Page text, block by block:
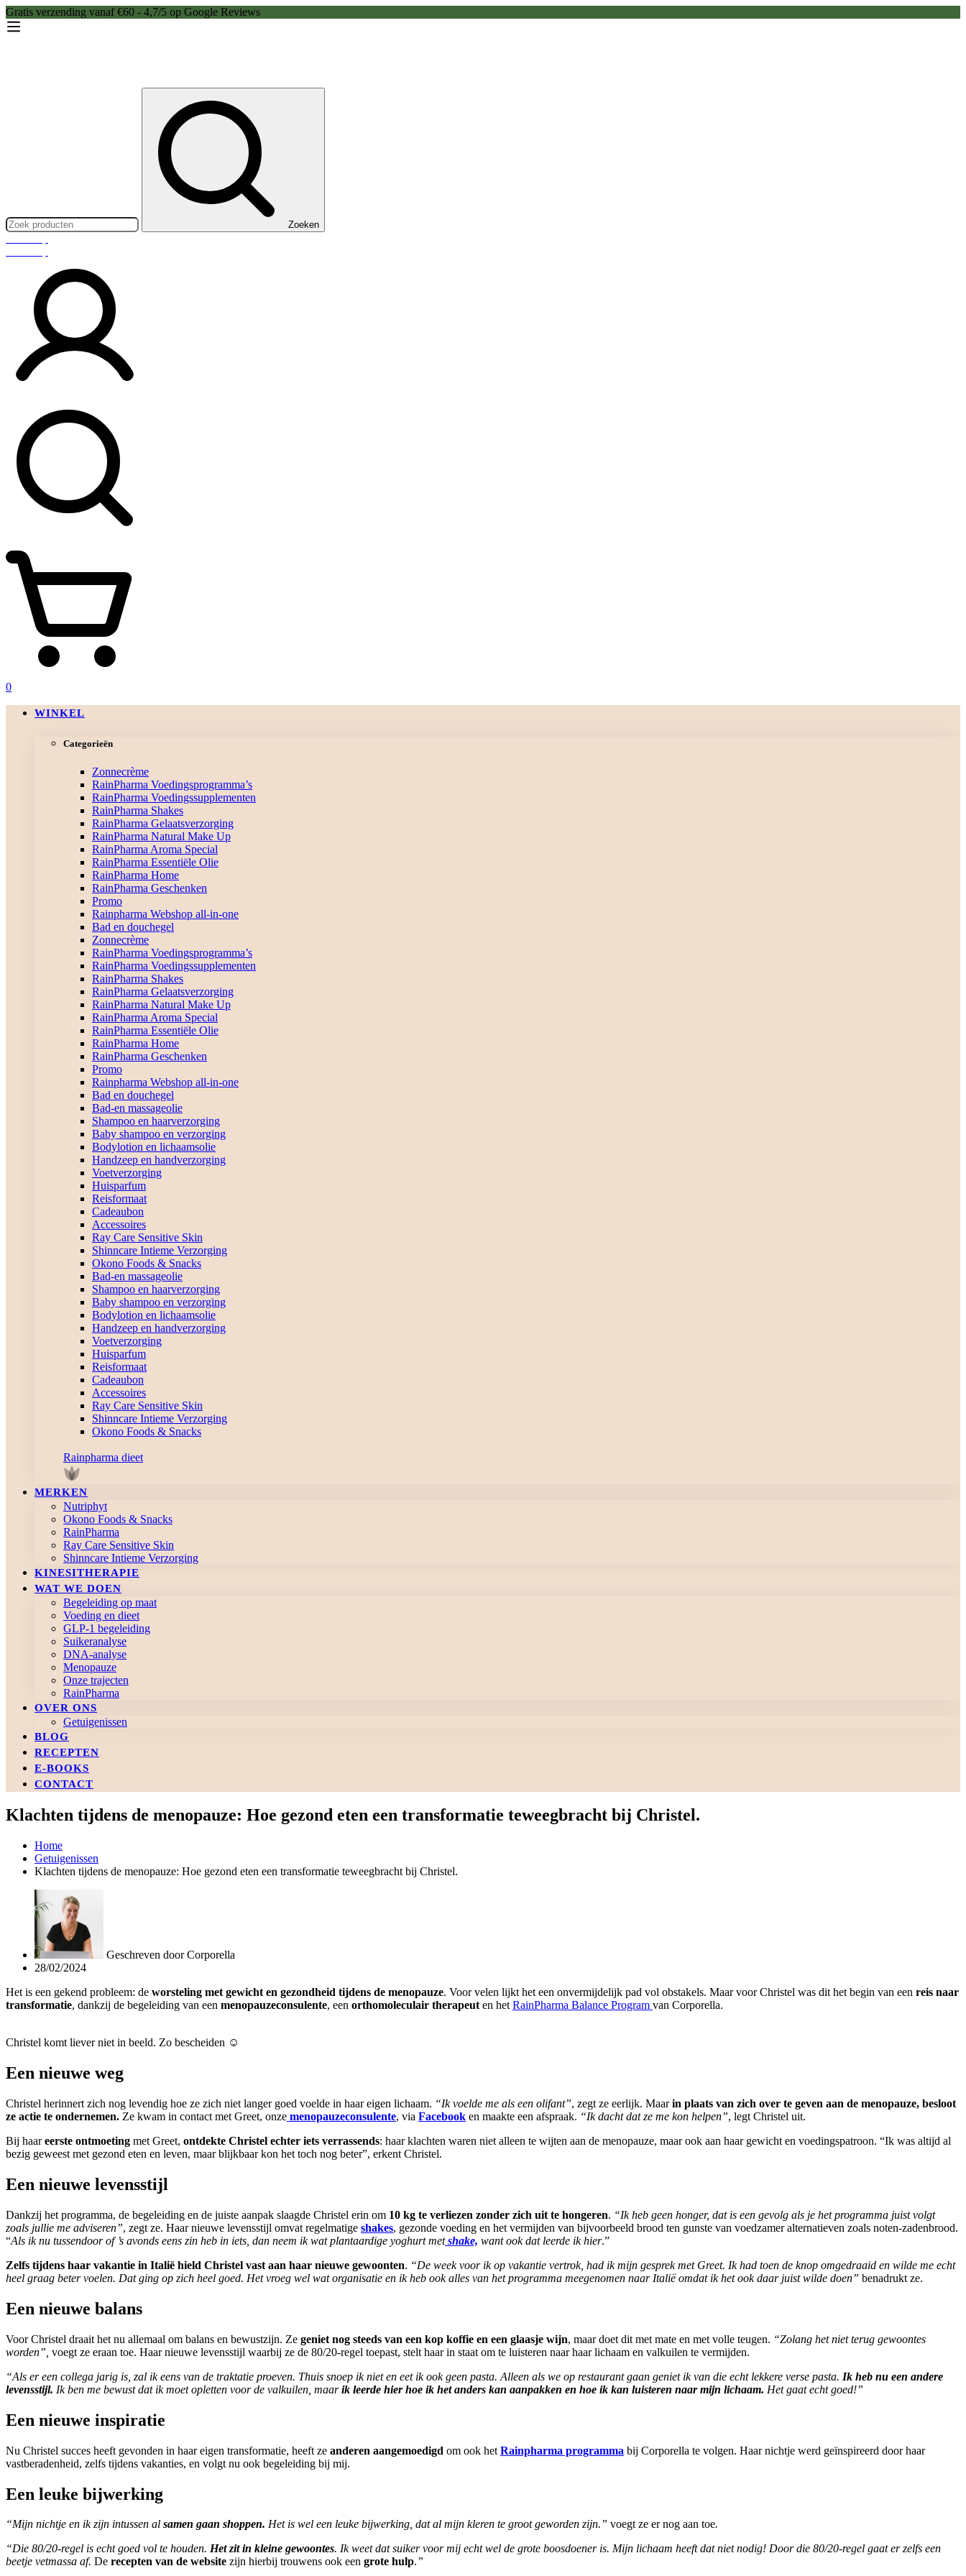
Gratis verzending vanaf €60 - 4,7/5 op Google Reviews
Zoeken
0
WINKEL
Categorieën
Zonnecrème
RainPharma Voedingsprogramma’s
RainPharma Voedingssupplementen
RainPharma Shakes
RainPharma Gelaatsverzorging
RainPharma Natural Make Up
RainPharma Aroma Special
RainPharma Essentiële Olie
RainPharma Home
RainPharma Geschenken
Promo
Rainpharma Webshop all-in-one
Bad en douchegel
Zonnecrème
RainPharma Voedingsprogramma’s
RainPharma Voedingssupplementen
RainPharma Shakes
RainPharma Gelaatsverzorging
RainPharma Natural Make Up
RainPharma Aroma Special
RainPharma Essentiële Olie
RainPharma Home
RainPharma Geschenken
Promo
Rainpharma Webshop all-in-one
Bad en douchegel
Bad-en massageolie
Shampoo en haarverzorging
Baby shampoo en verzorging
Bodylotion en lichaamsolie
Handzeep en handverzorging
Voetverzorging
Huisparfum
Reisformaat
Cadeaubon
Accessoires
Ray Care Sensitive Skin
Shinncare Intieme Verzorging
Okono Foods & Snacks
Bad-en massageolie
Shampoo en haarverzorging
Baby shampoo en verzorging
Bodylotion en lichaamsolie
Handzeep en handverzorging
Voetverzorging
Huisparfum
Reisformaat
Cadeaubon
Accessoires
Ray Care Sensitive Skin
Shinncare Intieme Verzorging
Okono Foods & Snacks
Rainpharma dieet
MERKEN
Nutriphyt
Okono Foods & Snacks
RainPharma
Ray Care Sensitive Skin
Shinncare Intieme Verzorging
KINESITHERAPIE
WAT WE DOEN
Begeleiding op maat
Voeding en dieet
GLP-1 begeleiding
Suikeranalyse
DNA-analyse
Menopauze
Onze trajecten
RainPharma
OVER ONS
Getuigenissen
BLOG
RECEPTEN
E-BOOKS
CONTACT
Klachten tijdens de menopauze: Hoe gezond eten een transformatie teweegbracht bij Christel.
Home
Getuigenissen
Klachten tijdens de menopauze: Hoe gezond eten een transformatie teweegbracht bij Christel.
Geschreven doorCorporella
28/02/2024
Het is een gekend probleem: de worsteling met gewicht en gezondheid tijdens de menopauze. Voor velen lijkt het een onvermijdelijk pad vol obstakels. Maar voor Christel was dit het begin van een reis naar
transformatie, dankzij de begeleiding van een menopauzeconsulente, een orthomoleculair therapeut en het RainPharma Balance Program van Corporella.
Christel komt liever niet in beeld. Zo bescheiden ☺️
Een nieuwe weg
Christel herinnert zich nog levendig hoe ze zich niet langer goed voelde in haar eigen lichaam. “Ik voelde me als een olifant”, zegt ze eerlijk. Maarin plaats van zich over te geven aan de menopauze, besloot
ze actie te ondernemen. Ze kwam in contact met Greet, onze menopauzeconsulente, via Facebook en maakte een afspraak. “Ik dacht dat ze me kon helpen”, legt Christel uit.
Bij haareerste ontmoeting met Greet, ontdekte Christel echter iets verrassends: haar klachten waren niet alleen te wijten aan de menopauze, maar ook aan haar gewicht en voedingspatroon. “Ik was altijd al
bezig geweest met gezond eten en leven, maar blijkbaar kon het toch nog beter”, erkent Christel.
Een nieuwe levensstijl
Dankzij het programma, de begeleiding en de juiste aanpak slaagde Christel erin om 10 kg te verliezen zonder zich uit te hongeren. “Ik heb geen honger, dat is een gevolg als je het programma juist volgt
zoals jullie me adviseren”, zegt ze. Haar nieuwe levensstijl omvat regelmatige shakes, gezonde voeding en het vermijden van bijvoorbeeld brood ten gunste van voedzamer alternatieven zoals noten-zadenbrood.
“Als ik nu tussendoor of ’s avonds eens zin heb in iets, dan neem ik wat plantaardige yoghurt metshake, want ook dat leerde ik hier.”
Zelfs tijdens haar vakantie in Italië hield Christel vast aan haar nieuwe gewoonten. “De week voor ik op vakantie vertrok, had ik mijn gesprek met Greet. Ik had toen de knop omgedraaid en wilde me echt
heel graag beter voelen. Dat ging op zich heel goed. Het vroeg wel wat organisatie en ik heb ook alles van het programma meegenomen naar Italië omdat ik het ook daar juist wilde doen” benadrukt ze.
Een nieuwe balans
Voor Christel draait het nu allemaal om balans en bewustzijn. Ze geniet nog steeds van een kop koffie en een glaasje wijn, maar doet dit met mate en met volle teugen. “Zolang het niet terug gewoontes
worden”, voegt ze eraan toe. Haar nieuwe levensstijl waarbij ze de 80/20-regel toepast, stelt haar in staat om te luisteren naar haar lichaam en valkuilen te vermijden.
“Als er een collega jarig is, zal ik eens van de traktatie proeven. Thuis snoep ik niet en eet ik ook geen pasta. Alleen als we op restaurant gaan geniet ik van die echt lekkere verse pasta. Ik heb nu een andere
levensstijl. Ik ben me bewust dat ik moet opletten voor de valkuilen, maarik leerde hier hoe ik het anders kan aanpakken en hoe ik kan luisteren naar mijn lichaam. Het gaat echt goed!”
Een nieuwe inspiratie
Nu Christel succes heeft gevonden in haar eigen transformatie, heeft ze anderen aangemoedigd om ook het Rainpharma programma bij Corporella te volgen. Haar nichtje werd geïnspireerd door haar
vastberadenheid, zelfs tijdens vakanties, en volgt nu ook begeleiding bij mij.
Een leuke bijwerking
“Mijn nichtje en ik zijn intussen al samen gaan shoppen. Het is wel een leuke bijwerking, dat al mijn kleren te groot geworden zijn.” voegt ze er nog aan toe.
“Die 80/20-regel is echt goed vol te houden. Het zit in kleine gewoontes. Ik weet dat suiker voor mij echt wel de grote boosdoener is. Mijn lichaam heeft dat niet nodig! Door die 80/20-regel gaat er zelfs een
beetje vetmassa af. De recepten van de website zijn hierbij trouwens ook een grote hulp.”